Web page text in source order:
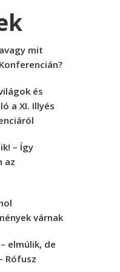
mit
és
a XI. Illyés
– Így
az
várnak
elmúlik, de
Rófusz